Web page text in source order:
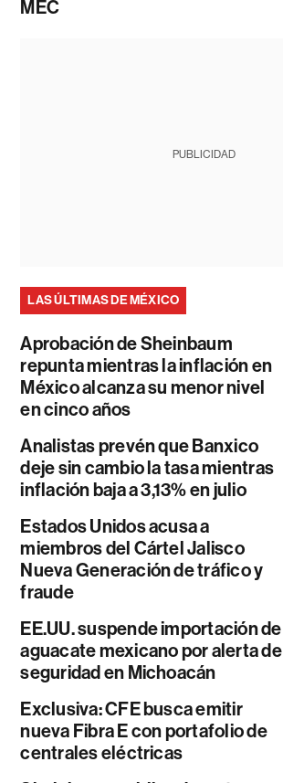
MEC
PUBLICIDAD
LAS ÚLTIMAS DE MÉXICO
Aprobación de Sheinbaum
repunta mientras la inflación en
México alcanza su menor nivel
en cinco años
Analistas prevén que Banxico
deje sin cambio la tasa mientras
inflación baja a 3,13% en julio
Estados Unidos acusa a
miembros del Cártel Jalisco
Nueva Generación de tráfico y
fraude
EE.UU. suspende importación de
aguacate mexicano por alerta de
seguridad en Michoacán
Exclusiva: CFE busca emitir
nueva Fibra E con portafolio de
centrales eléctricas